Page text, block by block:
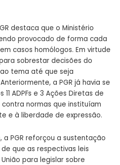
destaca que o Ministério
provocado de forma cada
casos homólogos. Em virtude
sobrestar decisões do
tema até que seja
a PGR já havia se
ADPFs e 3 Ações Diretas de
normas que instituíam
e à liberdade de expressão.
PGR reforçou a sustentação
que as respectivas leis
para legislar sobre